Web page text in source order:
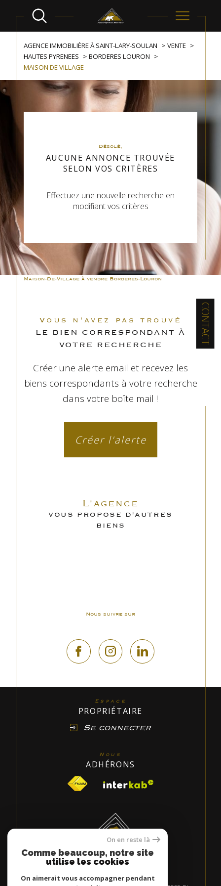
CONTACT
AGENCE IMMOBILIÈRE À SAINT-LARY-SOULAN
VENTE
HAUTES PYRENEES
BORDERES LOURON
MAISON DE VILLAGE
Désolé,
AUCUNE ANNONCE TROUVÉE
SELON VOS CRITÈRES
Effectuez une nouvelle recherche en
modifiant vos critères
Maison-De-Village à vendre Borderes-Louron
Vous n'avez pas trouvé
LE BIEN CORRESPONDANT À
VOTRE RECHERCHE
Créer une alerte email et recevez les
biens correspondants à votre recherche
dans votre boîte mail !
Créer l'alerte
L'agence
VOUS PROPOSE D'AUTRES
BIENS
Nous suivre sur
Espace
PROPRIÉTAIRE
Se connecter
Nous
ADHÉRONS
On en reste là
Comme beaucoup, notre site
utilise les cookies
On aimerait vous accompagner pendant